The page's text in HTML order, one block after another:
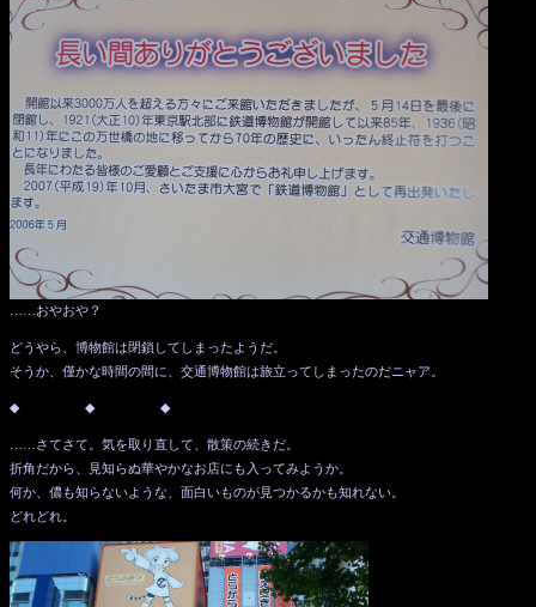
……おやおや？
どうやら、博物館は閉鎖してしまったようだ。
そうか、僅かな時間の間に、交通博物館は旅立ってしまったのだニャア。
◆ ◆ ◆
……さてさて。気を取り直して、散策の続きだ。
折角だから、見知らぬ華やかなお店にも入ってみようか。
何か、儂も知らないような、面白いものが見つかるかも知れない。
どれどれ。